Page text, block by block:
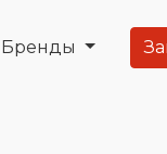
Бренды